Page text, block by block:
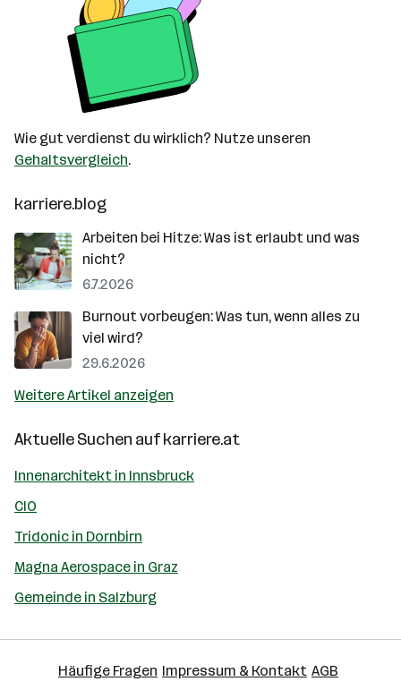
Wie gut verdienst du wirklich? Nutze unseren
Gehaltsvergleich.
karriere.blog
Arbeiten bei Hitze: Was ist erlaubt und was
nicht?
6.7.2026
Burnout vorbeugen: Was tun, wenn alles zu
viel wird?
29.6.2026
Weitere Artikel anzeigen
Aktuelle Suchen aufkarriere.at
Innenarchitekt in Innsbruck
CIO
Tridonic in Dornbirn
Magna Aerospace in Graz
Gemeinde in Salzburg
Häufige Fragen Impressum & Kontakt AGB